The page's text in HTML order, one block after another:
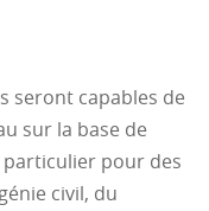
seront capables de
sur la base de
pour des
civil, du